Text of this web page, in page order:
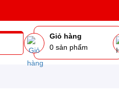
Giỏ hàng
0 sản phẩm